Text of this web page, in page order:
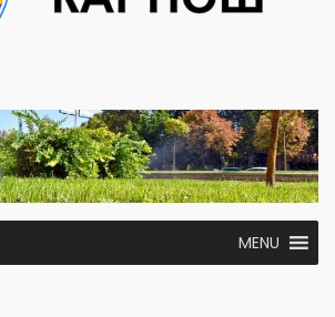
MENU